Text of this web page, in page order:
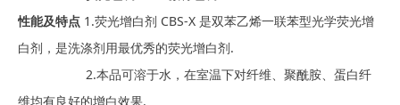
性能及特点 1.荧光增白剂 CBS-X 是双苯乙烯一联苯型光学荧光增
白剂，是洗涤剂用最优秀的荧光增白剂.
2.本品可溶于水，在室温下对纤维、聚酰胺、蛋白纤
维均有良好的增白效果.